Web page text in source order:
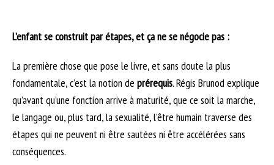
L’enfant se construit par étapes, et ça ne se négocie pas :
La première chose que pose le livre, et sans doute la plus
fondamentale, c’est la notion de prérequis. Régis Brunod explique
qu’avant qu’une fonction arrive à maturité, que ce soit la marche,
le langage ou, plus tard, la sexualité, l’être humain traverse des
étapes qui ne peuvent ni être sautées ni être accélérées sans
conséquences.